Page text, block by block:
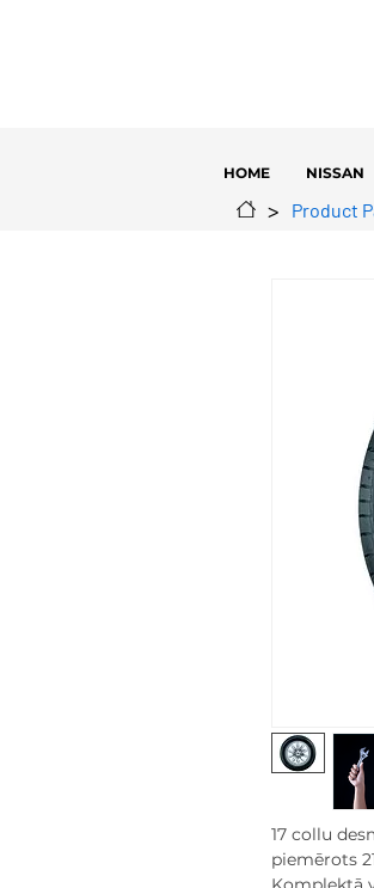
> Product
HOME NISSAN
17 collu
piemērots